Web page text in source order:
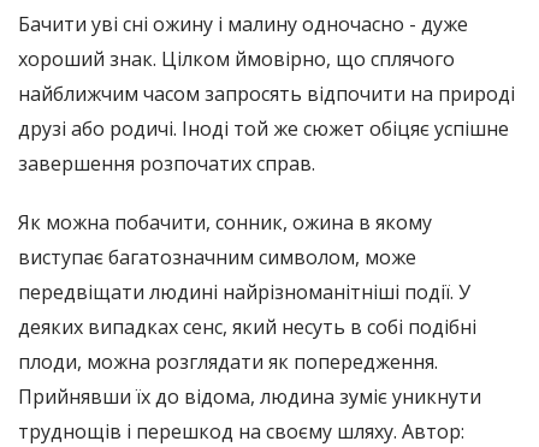
Бачити уві сні ожину і малину одночасно - дуже
хороший знак. Цілком ймовірно, що сплячого
найближчим часом запросять відпочити на природі
друзі або родичі. Іноді той же сюжет обіцяє успішне
завершення розпочатих справ.
Як можна побачити, сонник, ожина в якому
виступає багатозначним символом, може
передвіщати людині найрізноманітніші події. У
деяких випадках сенс, який несуть в собі подібні
плоди, можна розглядати як попередження.
Прийнявши їх до відома, людина зуміє уникнути
труднощів і перешкод на своєму шляху. Автор: